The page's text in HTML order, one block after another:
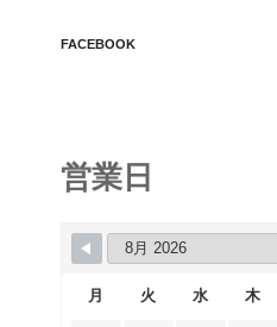
FACEBOOK
営業日
月 火 水 木